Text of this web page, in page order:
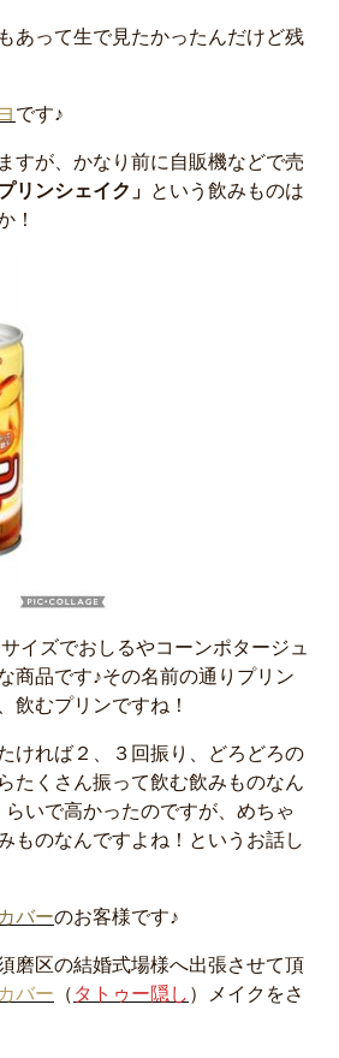
あって生で見たかったんだけど残
です♪
すが、かなり前に自販機などで売
プリンシェイク」 という飲みものは
！
イズでおしるやコーンポタージュ
商品です♪その名前の通りプリン
飲むプリンですね！
ければ２、３回振り、どろどろの
たくさん振って飲む飲みものなん
らいで高かったのですが、めちゃ
ものなんですよね！というお話し
バーのお客様です♪
磨区の結婚式場様へ出張させて頂
バー （ タトゥー隠し ）メイクをさ